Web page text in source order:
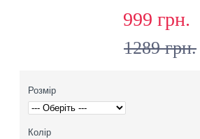
999 грн.
1289 грн.
Розмір
Колір